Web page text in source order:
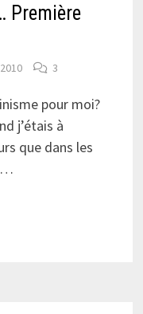
Première
3
pour moi?
j’étais à
que dans les
…